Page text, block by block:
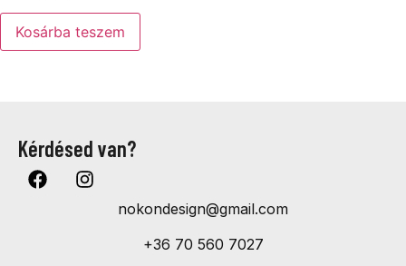
Kosárba teszem
Kérdésed van?
nokondesign@gmail.com
+36 70 560 7027